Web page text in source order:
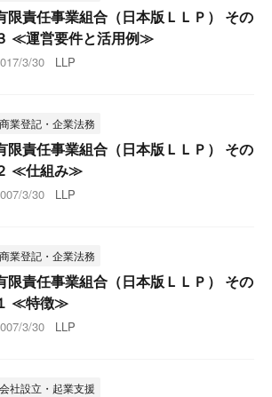
限責任事業組合（日本版ＬＬＰ） その
≪運営要件と活用例≫
3/30 LLP
商業登記・企業法務
限責任事業組合（日本版ＬＬＰ） その
≪仕組み≫
3/30 LLP
商業登記・企業法務
限責任事業組合（日本版ＬＬＰ） その
≪特徴≫
3/30 LLP
会社設立・起業支援